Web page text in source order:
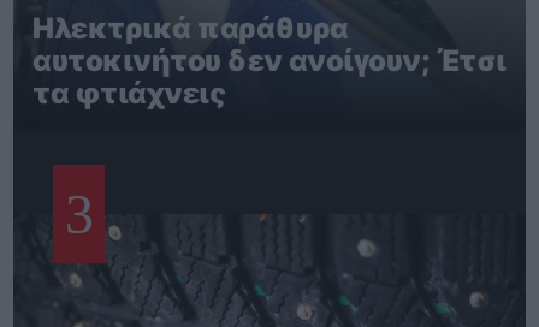
Ηλεκτρικά παράθυρα
αυτοκινήτου δεν ανοίγουν; Έτσι
τα φτιάχνεις
3